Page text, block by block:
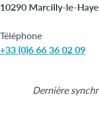
10290 Marcilly-le-
Téléphone
+33 (0)6 66 36 02 09
Dernière